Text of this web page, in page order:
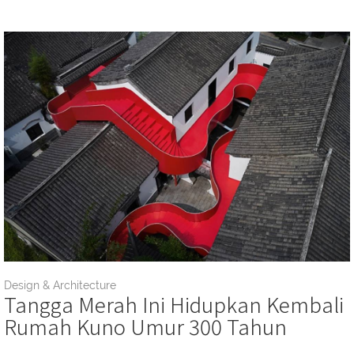
Design & Architecture
Tangga Merah Ini Hidupkan Kembali
Rumah Kuno Umur 300 Tahun